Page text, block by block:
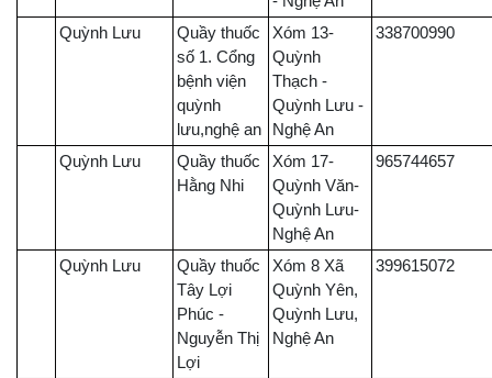
Quỳnh Lưu
Quầy thuốc
số 1. Cổng
bệnh viện
quỳnh
lưu,nghệ an
Xóm 13-
Quỳnh
Thạch -
Quỳnh Lưu -
Nghệ An
338700990
Quỳnh Lưu
Quầy thuốc
Hằng Nhi
Xóm 17-
Quỳnh Văn-
Quỳnh Lưu-
Nghệ An
965744657
Quỳnh Lưu
Quầy thuốc
Tây Lợi
Phúc -
Nguyễn Thị
Lợi
Xóm 8 Xã
Quỳnh Yên,
Quỳnh Lưu,
Nghệ An
399615072